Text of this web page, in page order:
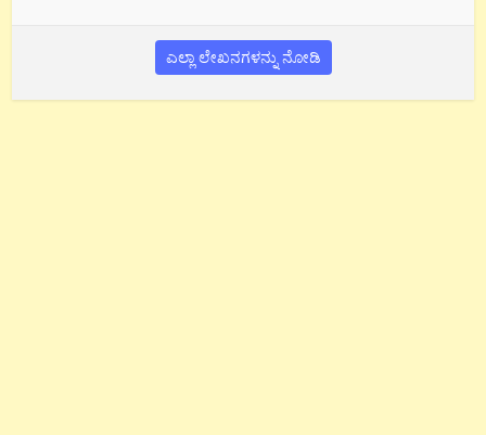
ಎಲ್ಲಾ ಲೇಖನಗಳನ್ನು ನೋಡಿ